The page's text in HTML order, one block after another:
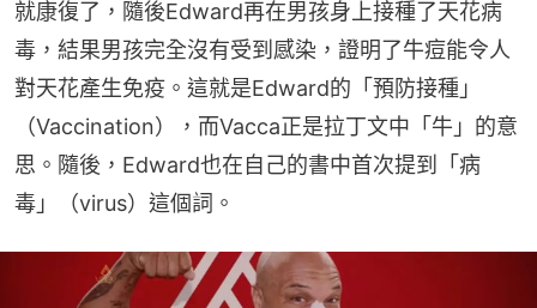
就康復了，隨後Edward再在男孩身上接種了天花病
毒，結果男孩完全沒有受到感染，證明了牛痘能令人
對天花產生免疫。這就是Edward的「預防接種」
（Vaccination），而Vacca正是拉丁文中「牛」的意
思。隨後，Edward也在自己的書中首次提到「病
毒」（virus）這個詞。